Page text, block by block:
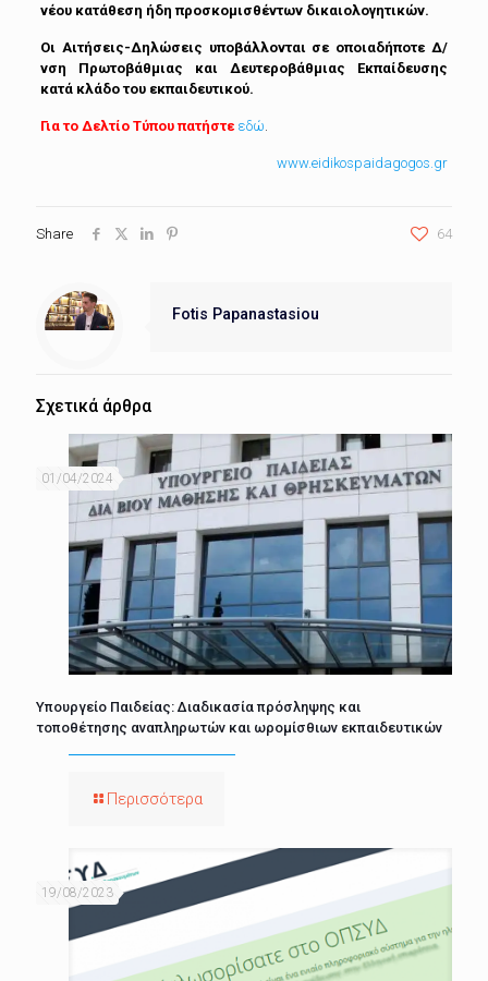
νέου κατάθεση ήδη προσκομισθέντων δικαιολογητικών.
Οι Αιτήσεις-Δηλώσεις υποβάλλονται σε οποιαδήποτε Δ/
νση Πρωτοβάθμιας και Δευτεροβάθμιας Εκπαίδευσης
κατά κλάδο του εκπαιδευτικού.
Για το Δελτίο Τύπου πατήστε εδώ
www.eidikospaidagogos.gr
Share 64
Fotis Papanastasiou
Σχετικά άρθρα
01/04/2024
Υπουργείο Παιδείας: Διαδικασία πρόσληψης και
τοποθέτησης αναπληρωτών και ωρομίσθιων εκπαιδευτικών
Περισσότερα
19/08/2023